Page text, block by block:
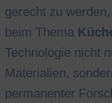
gerecht zu
beim Thema
Technologie nicht
Materialien,
permanenter